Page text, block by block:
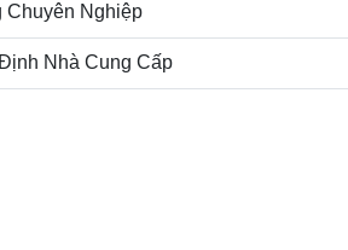
Chuyên Nghiệp
Nhà Cung Cấp